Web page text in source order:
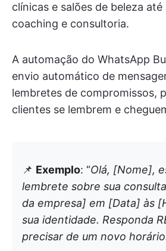
clínicas e salões de beleza até
coaching e consultoria.
A automação do WhatsApp
envio automático de
lembretes de compromissos,
clientes se lembrem e
📌 Exemplo: “Olá, [Nome],
lembrete sobre sua
da empresa] em [Data] às
sua identidade. Responda
precisar de um novo